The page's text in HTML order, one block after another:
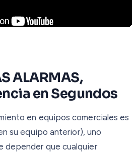
ALARMAS,
en Segundos
en equipos comerciales es
su equipo anterior), uno
depender que cualquier